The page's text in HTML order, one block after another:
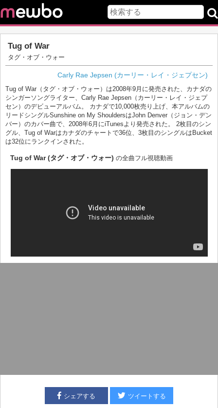
Tug of War
タグ・オブ・ウォー
Carly Rae Jepsen (カーリー・レイ・ジェプセン)
Tug of War（タグ・オブ・ウォー）は2008年9月に発売された、カナダの
シンガーソングライター、Carly Rae Jepsen（カーリー・レイ・ジェプ
セン）のデビューアルバム。 カナダで10,000枚売り上げ、本アルバムの
リードシングルSunshine on My ShouldersはJohn Denver（ジョン・デン
バー）のカバー曲で、2008年6月にiTunesより発売された。 2枚目のシン
グル、Tug of Warはカナダのチャートで36位、3枚目のシングルはBucket
は32位にランクインされた。
Tug of War (タグ・オブ・ウォー) の全曲フル視聴動画
シェアする ツイートする